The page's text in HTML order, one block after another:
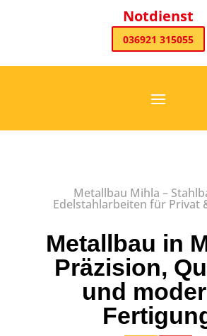
Notdienst
036921 315055
Metallbau Mihla –
Edelstahlarbeiten für Privat
Metallbau in
Präzision,
und